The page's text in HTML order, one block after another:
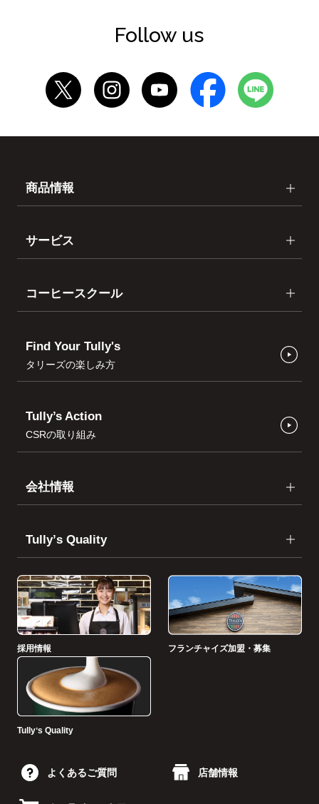
Follow us
商品情報
サービス
コーヒースクール
Find Your Tully's
タリーズの楽しみ方
Tully’s Action
CSRの取り組み
会社情報
Tullyʼs Quality
採用情報 フランチャイズ加盟・募集
Tullyʼs Quality
よくあるご質問 店舗情報